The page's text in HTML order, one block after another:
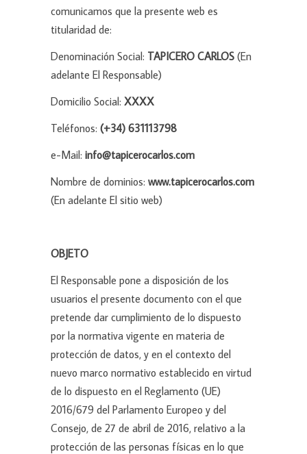
comunicamos que la presente web es
titularidad de:
Denominación Social: TAPICERO CARLOS (En
adelante El Responsable)
Domicilio Social: XXXX
Teléfonos: (+34) 631113798
e-Mail: info@tapicerocarlos.com
Nombre de dominios: www.tapicerocarlos.com
(En adelante El sitio web)
OBJETO
El Responsable pone a disposición de los
usuarios el presente documento con el que
pretende dar cumplimiento de lo dispuesto
por la normativa vigente en materia de
protección de datos, y en el contexto del
nuevo marco normativo establecido en virtud
de lo dispuesto en el Reglamento (UE)
2016/679 del Parlamento Europeo y del
Consejo, de 27 de abril de 2016, relativo a la
protección de las personas físicas en lo que